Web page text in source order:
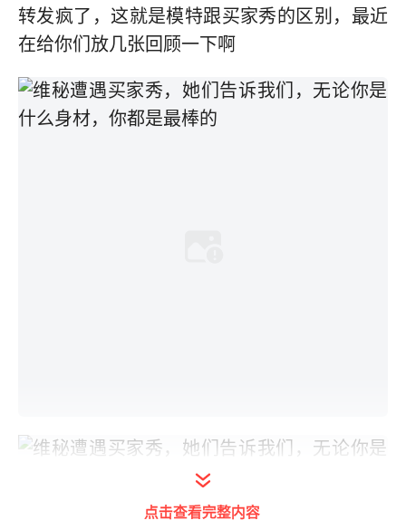
转发疯了，这就是模特跟买家秀的区别，最近
在给你们放几张回顾一下啊
点击查看完整内容